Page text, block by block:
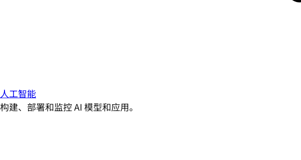
人工智能
构建、部署和监控 AI 模型和应用。